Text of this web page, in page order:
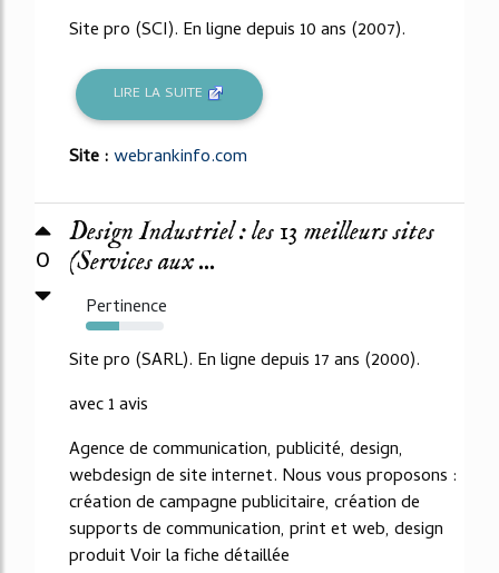
Site pro (SCI). En ligne depuis 10 ans (2007).
LIRE LA SUITE
Site :webrankinfo.com
0
Design Industriel : les 13 meilleurs sites
(Services aux ...
Pertinence
43%
Site pro (SARL). En ligne depuis 17 ans (2000).
avec 1 avis
Agence de communication, publicité, design,
webdesign de site internet. Nous vous proposons :
création de campagne publicitaire, création de
supports de communication, print et web, design
produit Voir la fiche détaillée